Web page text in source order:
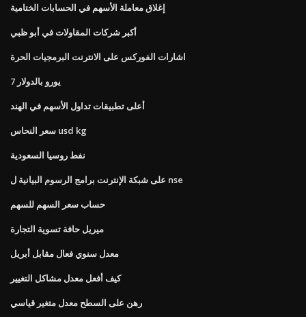
إغلاق معاملة الأسهم في الحسابات الختامية
أكبر شركات المقاولات في أبو ظبي
اشارات الفوركس على الانترنت البرمجيات الحرة
7 يورو بالدولار
أعلى تطبيقات تداول الأسهم في الهند
سعر النحاس usd kg
نفط روسيا السعودية
على شبكة الإنترنت برامج الرسوم البيانية ل nse
حساب سعر السهم للسهم
ميريل حافة تسوية التجارة
معدل سنوي فعال مقابل أبريل
كيف أفعل معدل مشاكل التغيير
رهن على السطح معدل متغير قياسي